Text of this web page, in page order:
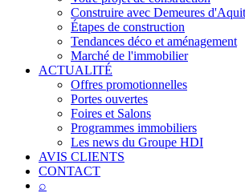
Construire avec Demeures
Étapes de construction
Tendances déco et aménagement
Marché de l'immobilier
ACTUALITÉ
Offres promotionnelles
Portes ouvertes
Foires et Salons
Programmes immobiliers
Les news du Groupe HDI
AVIS CLIENTS
CONTACT
⌕